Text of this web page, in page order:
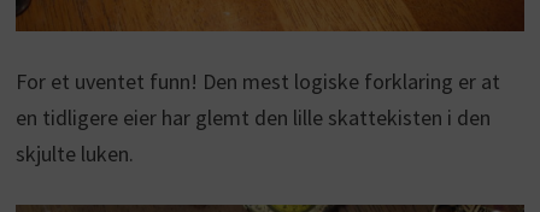
For et uventet funn! Den mest logiske forklaring er at
en tidligere eier har glemt den lille skattekisten i den
skjulte luken.